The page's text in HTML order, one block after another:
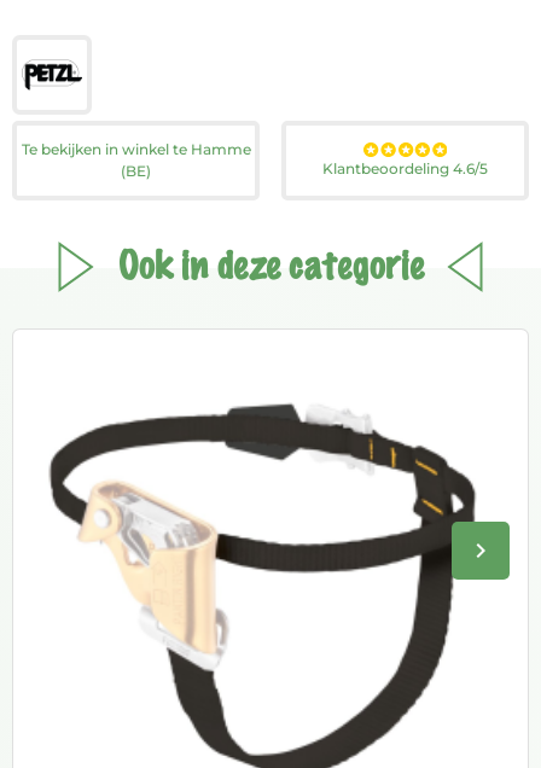
Te bekijken in winkel te Hamme
(BE)
Klantbeoordeling 4.6/5
Ook in deze categorie
keyboard_arrow_right